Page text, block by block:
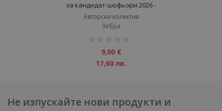
за кандидат-шофьори 2026 -
Категории C, C1, CE и C1E +
видеообучение
Авторски колектив
Зебра
9,00 €
17,60 лв.
Не изпускайте нови продукти и